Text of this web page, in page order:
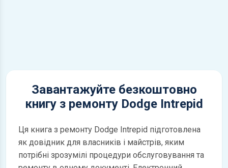
Завантажуйте безкоштовно
книгу з ремонту Dodge Intrepid
Ця книга з ремонту Dodge Intrepid підготовлена
як довідник для власників і майстрів, яким
потрібні зрозумілі процедури обслуговування та